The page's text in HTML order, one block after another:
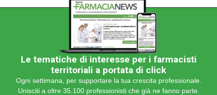
Le tematiche di interesse per i farmacisti
territoriali a portata di click
Ogni settimana, per supportare la tua crescita professionale.
Unisciti a oltre 35.100 professionisti che già ne fanno parte.